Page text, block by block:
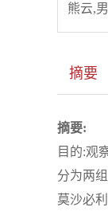
熊云,
摘要
摘要:
目的:观
分为两
莫沙必